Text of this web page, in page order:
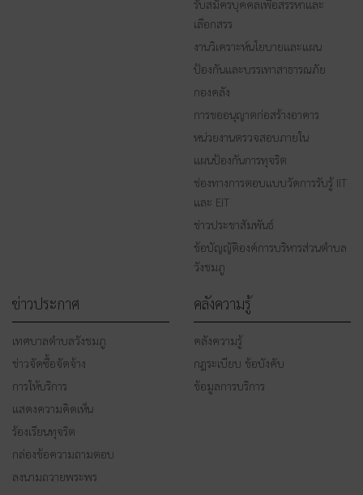
รับสมัครบุคคลเพื่อสรรหาและ
เลือกสรร
งานวิเคราะห์นโยบายและแผน
ป้องกันและบรรเทาสาธารณภัย
กองคลัง
การขออนุญาตก่อสร้างอาคาร
หน่วยงานตรวจสอบภายใน
แผนป้องกันการทุจริต
ช่องทางการตอบแบบวัดการรับรู้ IIT
และ EIT
ข่าวประชาสัมพันธ์
ข้อบัญญัติองค์การบริหารส่วนตำบล
วังชมภู
ข่าวประกาศ
เทศบาลตำบลวังชมภู
ข่าวจัดซื้อจัดจ้าง
การให้บริการ
แสดงความคิดเห็น
ร้องเรียนทุจริต
กล่องข้อความถามตอบ
ลงนามถวายพระพร
คลังความรู้
คลังความรู้
กฎระเบียบ ข้อบังคับ
ข้อมูลการบริการ